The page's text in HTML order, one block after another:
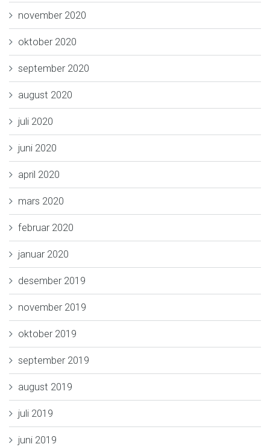
november 2020
oktober 2020
september 2020
august 2020
juli 2020
juni 2020
april 2020
mars 2020
februar 2020
januar 2020
desember 2019
november 2019
oktober 2019
september 2019
august 2019
juli 2019
juni 2019